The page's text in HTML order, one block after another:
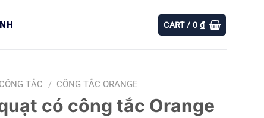
CART /0 ₫
CÔNG TẮC / CÔNG TẮC ORANGE
có công tắc Orange